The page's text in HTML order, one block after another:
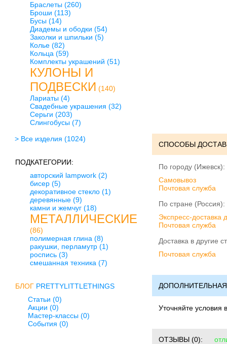
Браслеты (260)
Броши (113)
Бусы (14)
Диадемы и ободки (54)
Заколки и шпильки (5)
Колье (82)
Кольца (59)
Комплекты украшений (51)
КУЛОНЫ И
ПОДВЕСКИ (140)
Лариаты (4)
Свадебные украшения (32)
Серьги (203)
Слингобусы (7)
> Все изделия (1024)
ПОДКАТЕГОРИИ:
авторский lampwork (2)
бисер (5)
декоративное стекло (1)
деревянные (9)
камни и жемчуг (18)
МЕТАЛЛИЧЕСКИЕ
(86)
полимерная глина (8)
ракушки, перламутр (1)
роспись (3)
смешанная техника (7)
БЛОГ PRETTYLITTLETHINGS
Статьи (0)
Акции (0)
Мастер-классы (0)
События (0)
СПОСОБЫ
По городу (Ижевск):
Cамовывоз
Почтовая служба
По стране (Россия):
Экспресс-доставка
Почтовая служба
Доставка в другие
Почтовая служба
Уточняйте условия
ОТЗЫВЫ (0):